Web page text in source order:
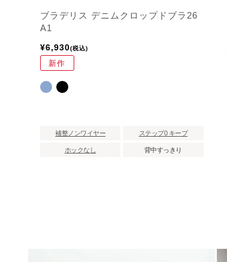
ブラデリス デニムクロップドブラ26
A1
¥6,930 税込
新作
補整ノンワイヤー ステップ0 キープ
ホックなし 背中すっきり